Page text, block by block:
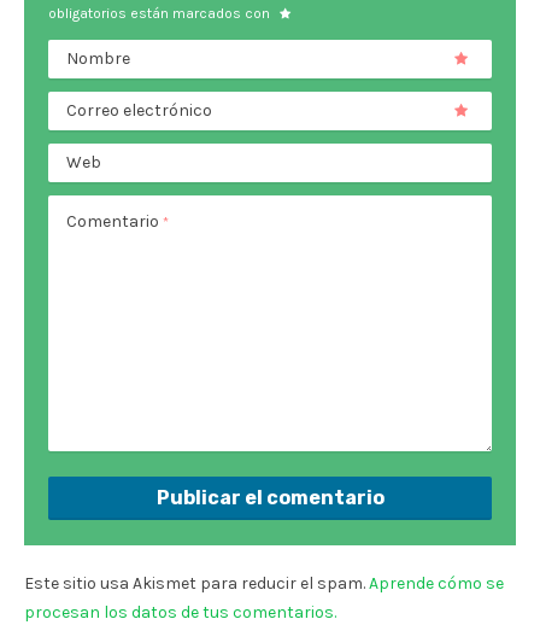
obligatorios están marcados con
Nombre
Correo electrónico
Web
Comentario *
Este sitio usa Akismet para reducir el spam.Aprende cómo se
procesan los datos de tus comentarios.